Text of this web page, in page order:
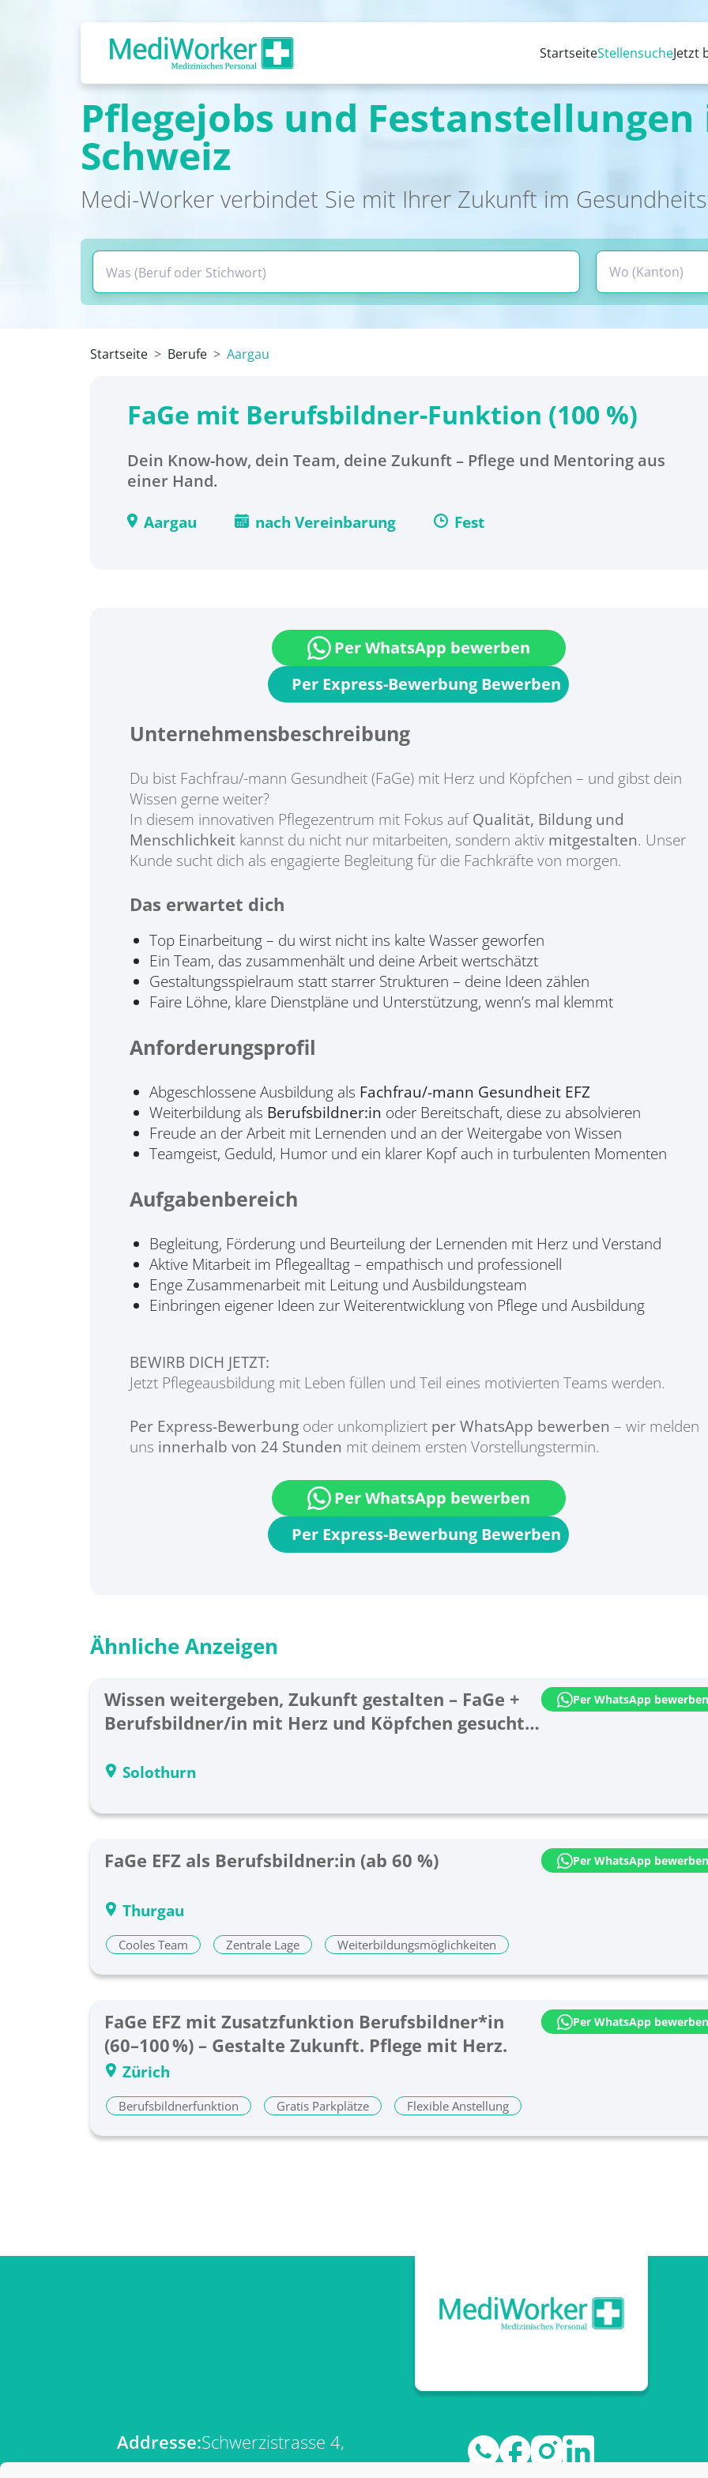
StartseiteStellensucheJetzt
Pflegejobs und
Schweiz
Medi-Worker verbindet Sie mit Ihrer Zukunft im
Startseite Berufe Aargau
FaGe mit Berufsbildner-Funktion (100 %)
Dein Know-how, dein Team, deine Zukunft – Pflege und Mentoring aus
einer Hand.
Aargau nach Vereinbarung Fest
Per Express-Bewerbung Bewerben
Per WhatsApp bewerben
Unternehmensbeschreibung
Du bist Fachfrau/-mann Gesundheit (FaGe) mit Herz und Köpfchen – und gibst dein
Wissen gerne weiter?
In diesem innovativen Pflegezentrum mit Fokus aufQualität, Bildung und
Menschlichkeit kannst du nicht nur mitarbeiten, sondern aktiv mitgestalten. Unser
Kunde sucht dich als engagierte Begleitung für die Fachkräfte von morgen.
Das erwartet dich
Top Einarbeitung – du wirst nicht ins kalte Wasser geworfen
Ein Team, das zusammenhält und deine Arbeit wertschätzt
Gestaltungsspielraum statt starrer Strukturen – deine Ideen zählen
Faire Löhne, klare Dienstpläne und Unterstützung, wenn’s mal klemmt
Anforderungsprofil
Abgeschlossene Ausbildung als Fachfrau/-mann Gesundheit EFZ
Weiterbildung als Berufsbildner:in oder Bereitschaft, diese zu absolvieren
Freude an der Arbeit mit Lernenden und an der Weitergabe von Wissen
Teamgeist, Geduld, Humor und ein klarer Kopf auch in turbulenten Momenten
Aufgabenbereich
Begleitung, Förderung und Beurteilung der Lernenden mit Herz und Verstand
Aktive Mitarbeit im Pflegealltag – empathisch und professionell
Enge Zusammenarbeit mit Leitung und Ausbildungsteam
Einbringen eigener Ideen zur Weiterentwicklung von Pflege und Ausbildung
BEWIRB DICH JETZT:
Jetzt Pflegeausbildung mit Leben füllen und Teil eines motivierten Teams werden.
Per Express-Bewerbung oder unkompliziert per WhatsApp bewerben – wir melden
uns innerhalb von 24 Stunden mit deinem ersten Vorstellungstermin.
Per Express-Bewerbung Bewerben
Per WhatsApp bewerben
Ähnliche Anzeigen
Wissen weitergeben, Zukunft gestalten – FaGe +
Berufsbildner/in mit Herz und Köpfchen gesucht!
Per WhatsApp bewerben
Solothurn
FaGe EFZ als Berufsbildner:in (ab 60 %) Per WhatsApp bewerben
Thurgau
Cooles Team Zentrale Lage Weiterbildungsmöglichkeiten
FaGe EFZ mit Zusatzfunktion Berufsbildner*in
(60–100 %) – Gestalte Zukunft. Pflege mit Herz.
Per WhatsApp bewerben
Zürich
Berufsbildnerfunktion Gratis Parkplätze Flexible Anstellung
Addresse:Schwerzistrasse 4,
8807 Freienbach